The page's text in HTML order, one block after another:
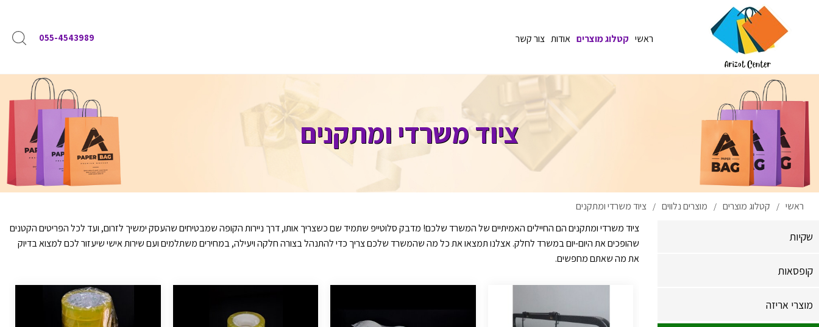
ראשי קטלוג מוצרים אודות צור קשר 055-4543989
ציוד משרדי ומתקנים
ראשי / קטלוג מוצרים / מוצרים נלווים / ציוד משרדי ומתקנים
שקיות
קופסאות
מוצרי אריזה
ציוד משרדי ומתקנים הם החיילים האמיתיים של המשרד שלכם! מדבק סלוטייפ שתמיד שם כשצריך אותו, דרך ניירות הקופה שמבטיחים שהעסק ימשיך לזרום, ועד לכל הפריטים הקטנים
שהופכים את היום-יום במשרד לחלק. אצלנו תמצאו את כל מה שהמשרד שלכם צריך כדי להתנהל בצורה חלקה ויעילה, במחירים משתלמים ועם שירות אישי שיעזור לכם למצוא בדיוק
את מה שאתם מחפשים.